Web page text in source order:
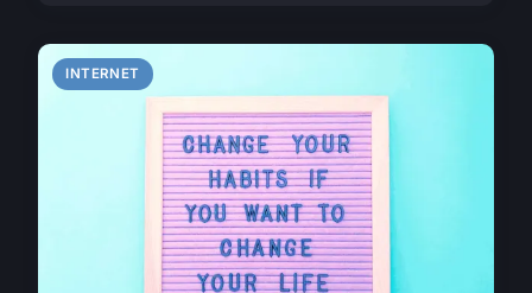
INTERNET